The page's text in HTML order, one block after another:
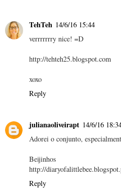
TehTeh 14/6/16 15:44
verrrrrrry nice! =D
http://tehteh25.blogspot.com
xoxo
Reply
julianaoliveirapt 14/6/16
Adorei o conjunto,
Beijinhos
http://
Reply